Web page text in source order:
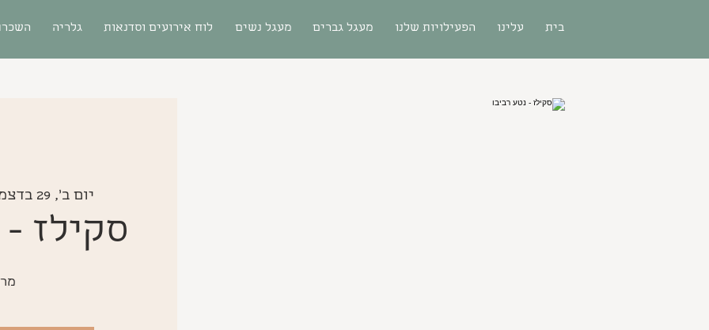
גלריה לוח אירועים וסדנאות מעגל נשים מעגל גברים הפעילויות שלנו עלינו בית
יום ב׳, 29 בדצמ׳
סקילז -